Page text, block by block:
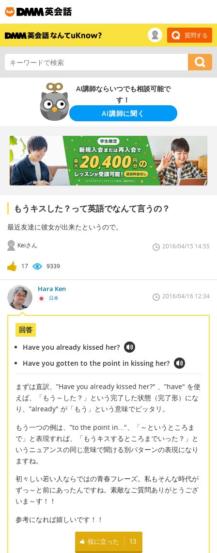
質問する
AI講師ならいつでも相談可能で
す！
AI講師に聞く
もうキスした？って英語でなんて言うの？
最近友達に彼女が出来たというので。
Keiさん 2016/04/15 14:55
17 9339
Hara Ken
日本 2016/04/16 12:34
回答
Have you already kissed her?
Have you gotten to the point in kissing her?
まずは直訳、”Have you already kissed her?" 、”have" を使
えば、「もう～した？」という完了した状態（完了形）にな
り、”already" が「もう」という意味でピッタリ。
もう一つの例は、”to the point in..."、「～というところま
で」と表現すれば、「もうキスするところまでいった？」と
いうニュアンスの同じ意味で聞ける別パターンの表現になり
ますね。
初々しい若い人ならではの青春フレーズ。私もそんな時代が
ずっ～と前にあったんですね。素敵なご質問ありがとうござ
いま～す！！
参考になれば嬉しいです！！
役に立った 13